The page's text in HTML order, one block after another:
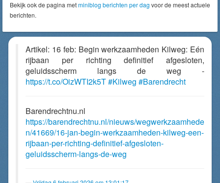
Bekijk ook de pagina metminiblog berichten per dag voor de meest actuele
berichten.
Artikel: 16 feb: Begin werkzaamheden Kilweg: Eén
rijbaan per richting definitief afgesloten,
geluidsscherm langs de weg -
https://t.co/OizWTI2k5T#Kilweg #Barendrecht
Barendrechtnu.nl
https://barendrechtnu.nl/nieuws/wegwerkzaamhede
n/41669/16-jan-begin-werkzaamheden-kilweg-een-
rijbaan-per-richting-definitief-afgesloten-
geluidsscherm-langs-de-weg